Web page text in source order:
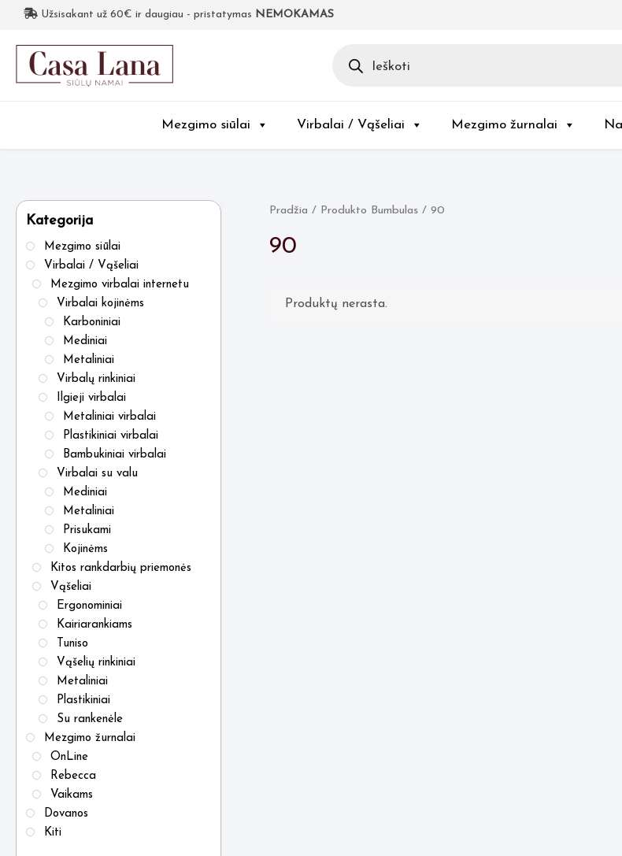
Užsisakant už 60€ ir daugiau - pristatymas NEMOKAMAS
search
Mezgimo siūlai Virbalai / Vąšeliai Mezgimo žurnalai
Kategorija
Mezgimo siūlai
Virbalai / Vąšeliai
Mezgimo virbalai internetu
Virbalai kojinėms
Karboniniai
Mediniai
Metaliniai
Virbalų rinkiniai
Ilgieji virbalai
Metaliniai virbalai
Plastikiniai virbalai
Bambukiniai virbalai
Virbalai su valu
Mediniai
Metaliniai
Prisukami
Kojinėms
Kitos rankdarbių priemonės
Vąšeliai
Ergonominiai
Kairiarankiams
Tuniso
Vąšelių rinkiniai
Metaliniai
Plastikiniai
Su rankenėle
Mezgimo žurnalai
OnLine
Rebecca
Vaikams
Dovanos
Kiti
Pradžia / Produkto Bumbulas / 90
90
Produktų nerasta.